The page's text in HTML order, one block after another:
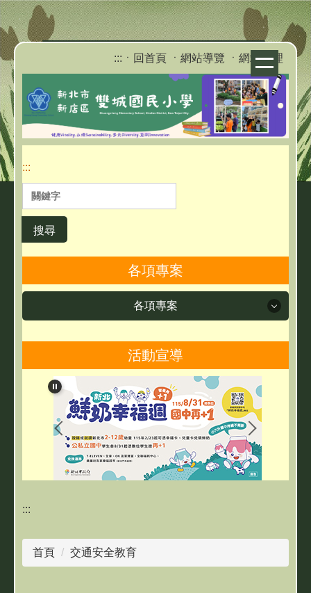
跳
到
主
要
內
容
區
::: ㆍ回首頁 ㆍ網站導覽 ㆍ網站管理
:::
搜尋
各項專案
各項專案
課程計畫專區
政令宣達
雙城友善校園專區
雙城英語日專區
雙城本土語專區
交通安全專區
活動宣導
:::
首頁 交通安全教育